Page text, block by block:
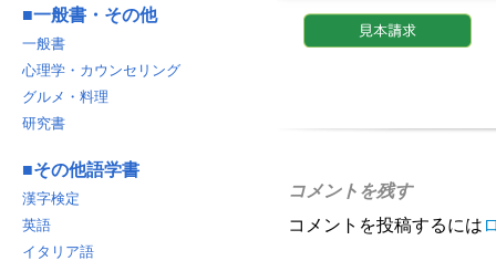
コメントを残す
コメントを投稿するには
■一般書・その他
一般書
心理学・カウンセリング
グルメ・料理
研究書
■その他語学書
漢字検定
英語
イタリア語